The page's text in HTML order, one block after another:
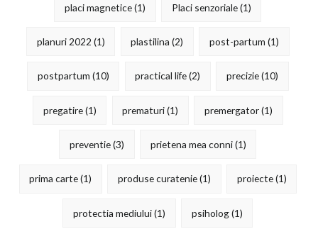
placi magnetice(1) Placi senzoriale(1)
planuri 2022 (1) plastilina (2) post-partum (1)
postpartum (10) practical life(2) precizie(10)
pregatire(1) prematuri(1) premergator(1)
preventie(3) prietena mea conni(1)
prima carte(1) produse curatenie(1) proiecte(1)
protectia mediului(1) psiholog(1)